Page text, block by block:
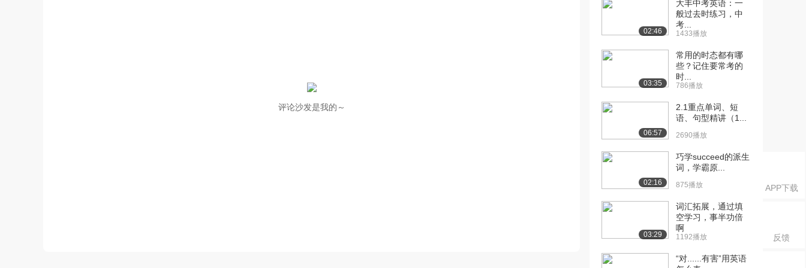
APP下载
反馈
评论沙发是我的～
02:46
大丰中考英语：一
般过去时练习，中
考...
1433播放
03:35
常用的时态都有哪
些？记住要常考的
时...
786播放
06:57
2.1重点单词、短
语、句型精讲（1...
2690播放
02:16
巧学succeed的派生
词，学霸原...
875播放
03:29
词汇拓展，通过填
空学习，事半功倍
啊
1192播放
“对......有害”用英语